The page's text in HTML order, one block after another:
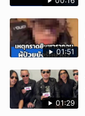
01:51
01:29